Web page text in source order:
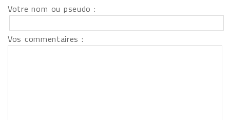
Votre nom ou pseudo :
Vos commentaires :